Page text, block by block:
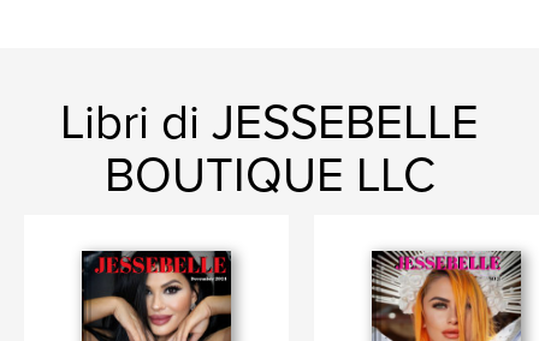
Libri di JESSEBELLE
BOUTIQUE LLC